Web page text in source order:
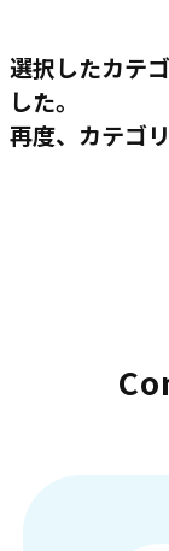
選択したカテ
した。
再度、カテゴ